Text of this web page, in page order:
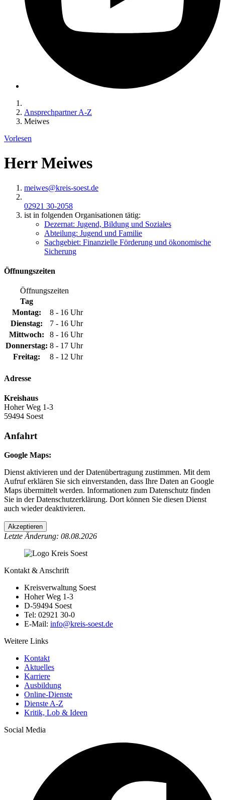
Ansprechpartner A-Z
Meiwes
Vorlesen
Herr Meiwes
meiwes@​kreis-soest.de
02921 30-2058
ist in folgenden Organisationen tätig:
Dezernat: Jugend, Bildung und Soziales
Abteilung: Jugend und Familie
Sachgebiet: Finanzielle Förderung und ökonomische
Sicherung
Öffnungszeiten
Öffnungszeiten
Tag
Montag:
8 - 16 Uhr
Dienstag:
7 - 16 Uhr
Mittwoch:
8 - 16 Uhr
Donnerstag: 8 - 17 Uhr
Freitag:
8 - 12 Uhr
Adresse
Kreishaus
Hoher Weg 1-3
59494 Soest
Anfahrt
Google Maps:
Dienst aktivieren und der Datenübertragung zustimmen. Mit dem
Aufruf erklären Sie sich einverstanden, dass Ihre Daten an Google
Maps übermittelt werden. Informationen zum Datenschutz finden
Sie in der Datenschutzerklärung. Dort können Sie diesen Dienst
auch wieder deaktivieren.
Akzeptieren
Letzte Änderung: 08.08.2026
Kontakt & Anschrift
Kreisverwaltung Soest
Hoher Weg 1-3
D-59494 Soest
Tel: 02921 30-0
E-Mail: info@​kreis-soest.de
Weitere Links
Kontakt
Aktuelles
Karriere
Ausbildung
Online-Dienste
Dienste A-Z
Kritik, Lob & Ideen
Social Media